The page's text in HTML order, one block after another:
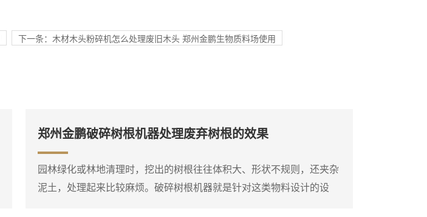
下一条：木材木头粉碎机怎么处理废旧木头 郑州金鹏生物质料场使用
郑州金鹏破碎树根机器处理废弃树根的效果
园林绿化或林地清理时，挖出的树根往往体积大、形状不规则，还夹杂
泥土，处理起来比较麻烦。破碎树根机器就是针对这类物料设计的设